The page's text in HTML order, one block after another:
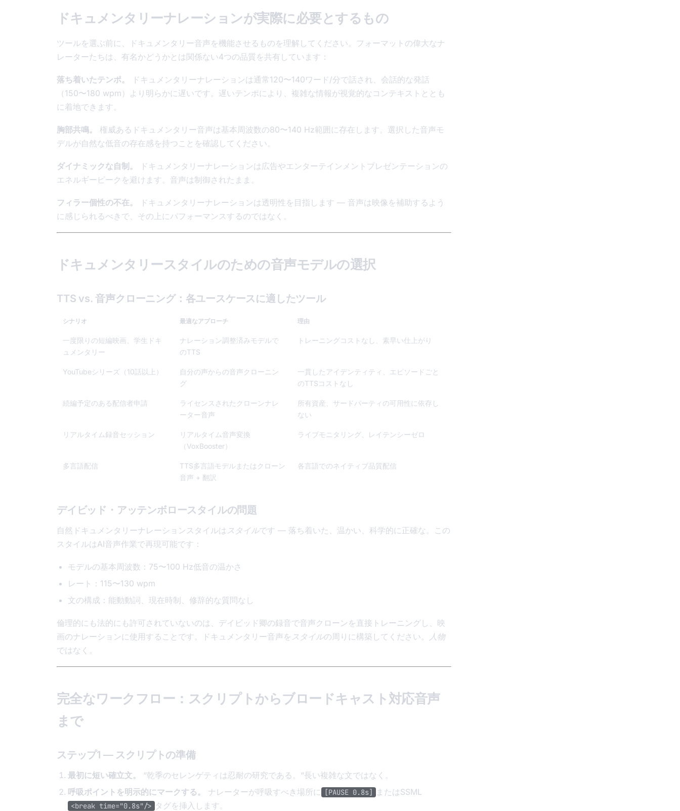
ドキュメンタリーナレーションが実際に必要とするもの
ツールを選ぶ前に、ドキュメンタリー音声を機能させるものを理解してください。フォーマットの偉大なナ
レーターたちは、有名かどうかとは関係ない4つの品質を共有しています：
落ち着いたテンポ。
ドキュメンタリーナレーションは通常120〜140ワード/分で話され、会話的な発話
（150〜180 wpm）より明らかに遅いです。遅いテンポにより、複雑な情報が視覚的なコンテキストととも
に着地できます。
胸部共鳴。
権威あるドキュメンタリー音声は基本周波数の80〜140 Hz範囲に存在します。選択した音声モ
デルが自然な低音の存在感を持つことを確認してください。
ダイナミックな自制。
ドキュメンタリーナレーションは広告やエンターテインメントプレゼンテーションの
エネルギーピークを避けます。音声は制御されたまま。
フィラー個性の不在。
ドキュメンタリーナレーションは透明性を目指します — 音声は映像を補助するよう
に感じられるべきで、その上にパフォーマンスするのではなく。
ドキュメンタリースタイルのための音声モデルの選択
TTS vs. 音声クローニング：各ユースケースに適したツール
シナリオ 最適なアプローチ 理由
一度限りの短編映画、学生ドキ
ュメンタリー
ナレーション調整済みモデルで
のTTS
トレーニングコストなし、素早い仕上がり
YouTubeシリーズ（10話以上）
自分の声からの音声クローニン
グ
一貫したアイデンティティ、エピソードごと
のTTSコストなし
続編予定のある配信者申請
ライセンスされたクローンナレ
ーター音声
所有資産、サードパーティの可用性に依存し
ない
リアルタイム録音セッション
リアルタイム音声変換
（VoxBooster）
ライブモニタリング、レイテンシーゼロ
多言語配信
TTS多言語モデルまたはクローン
音声 + 翻訳
各言語でのネイティブ品質配信
デイビッド・アッテンボロースタイルの問題
自然ドキュメンタリーナレーションスタイルは スタイルです — 落ち着いた、温かい、科学的に正確な。この
スタイルはAI音声作業で再現可能です：
モデルの基本周波数：75〜100 Hz低音の温かさ
レート：115〜130 wpm
文の構成：能動動詞、現在時制、修辞的な質問なし
倫理的にも法的にも許可されていないのは、デイビッド卿の録音で音声クローンを直接トレーニングし、映
画のナレーションに使用することです。ドキュメンタリー音声を スタイルの周りに構築してください。
人物
ではなく。
完全なワークフロー：スクリプトからブロードキャスト対応音声
まで
ステップ1 — スクリプトの準備
最初に短い確立文。
“乾季のセレンゲティは忍耐の研究である。“長い複雑な文ではなく。
呼吸ポイントを明示的にマークする。
ナレーターが呼吸すべき場所に [PAUSE 0.8s] またはSSML
<break time="0.8s"/> タグを挿入します。